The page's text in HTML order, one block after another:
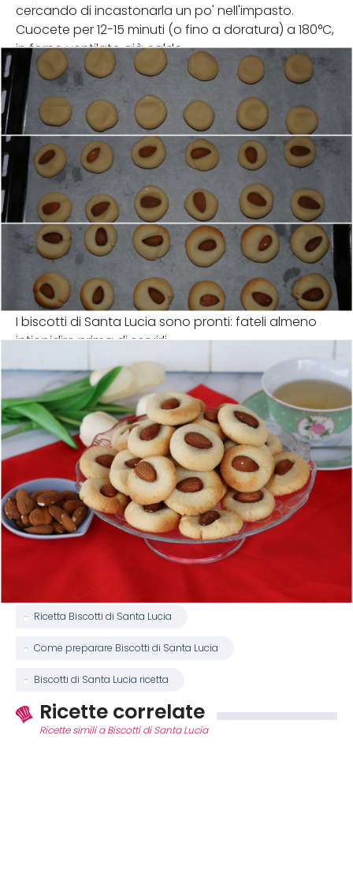
cercando di incastonarla un po' nell'impasto.
Cuocete per 12-15 minuti (o fino a doratura) a 180°C,
in forno ventilato già caldo.
I biscotti di Santa Lucia sono pronti: fateli almeno
intiepidire prima di servirli.
Ricetta Biscotti di Santa Lucia
Come preparare Biscotti di Santa Lucia
Biscotti di Santa Lucia ricetta
Ricette correlate
Ricette simili a Biscotti di Santa Lucia